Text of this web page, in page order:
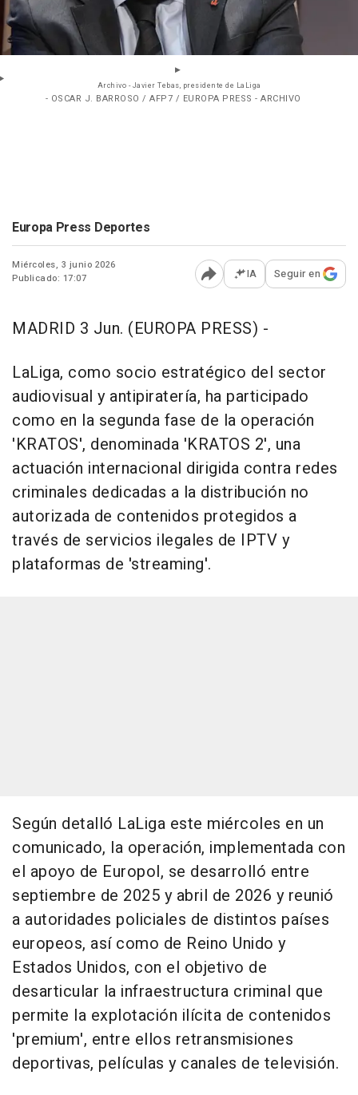
Archivo - Javier Tebas, presidente de LaLiga
- OSCAR J. BARROSO / AFP7 / EUROPA PRESS - ARCHIVO
Europa Press Deportes
Miércoles, 3 junio 2026
Publicado: 17:07
Abrir opciones para
IA Seguir en
MADRID 3 Jun. (EUROPA PRESS) -
LaLiga, como socio estratégico del sector
audiovisual y antipiratería, ha participado
como en la segunda fase de la operación
'KRATOS', denominada 'KRATOS 2', una
actuación internacional dirigida contra redes
criminales dedicadas a la distribución no
autorizada de contenidos protegidos a
través de servicios ilegales de IPTV y
plataformas de 'streaming'.
Según detalló LaLiga este miércoles en un
comunicado, la operación, implementada con
el apoyo de Europol, se desarrolló entre
septiembre de 2025 y abril de 2026 y reunió
a autoridades policiales de distintos países
europeos, así como de Reino Unido y
Estados Unidos, con el objetivo de
desarticular la infraestructura criminal que
permite la explotación ilícita de contenidos
'premium', entre ellos retransmisiones
deportivas, películas y canales de televisión.